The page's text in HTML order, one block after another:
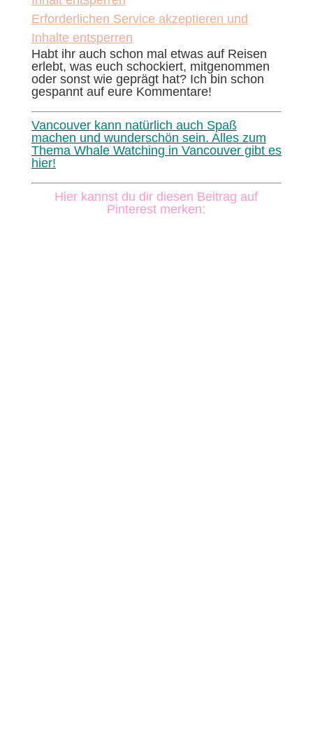
Erforderlichen Service akzeptieren und
Inhalte entsperren
Habt ihr auch schon mal etwas auf Reisen
erlebt, was euch schockiert, mitgenommen
oder sonst wie geprägt hat? Ich bin schon
gespannt auf eure Kommentare!
Vancouver kann natürlich auch Spaß
machen und wunderschön sein. Alles zum
Thema Whale Watching in Vancouver gibt es
hier!
Hier kannst du dir diesen Beitrag auf
Pinterest merken: